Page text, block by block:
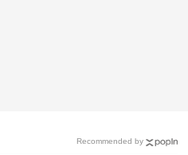
Recommended by